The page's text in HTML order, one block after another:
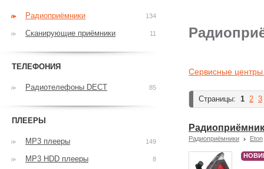
Сервисные
Страницы: 1 2 3
Радиоприёмники Eton
Радиоприёмники 134
Сканирующие приёмники 11
ТЕЛЕФОНИЯ
Радиотелефоны DECT 85
ПЛЕЕРЫ
MP3 плееры 149
MP3 HDD плееры 8